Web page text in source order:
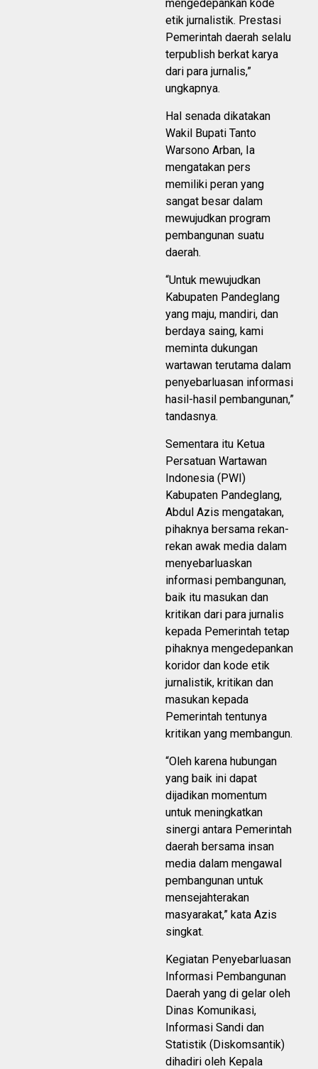
mengedepankan kode
etik jurnalistik. Prestasi
Pemerintah daerah selalu
terpublish berkat karya
dari para jurnalis,”
ungkapnya.
Hal senada dikatakan
Wakil Bupati Tanto
Warsono Arban, Ia
mengatakan pers
memiliki peran yang
sangat besar dalam
mewujudkan program
pembangunan suatu
daerah.
“Untuk mewujudkan
Kabupaten Pandeglang
yang maju, mandiri, dan
berdaya saing, kami
meminta dukungan
wartawan terutama dalam
penyebarluasan informasi
hasil-hasil pembangunan,”
tandasnya.
Sementara itu Ketua
Persatuan Wartawan
Indonesia (PWI)
Kabupaten Pandeglang,
Abdul Azis mengatakan,
pihaknya bersama rekan-
rekan awak media dalam
menyebarluaskan
informasi pembangunan,
baik itu masukan dan
kritikan dari para jurnalis
kepada Pemerintah tetap
pihaknya mengedepankan
koridor dan kode etik
jurnalistik, kritikan dan
masukan kepada
Pemerintah tentunya
kritikan yang membangun.
“Oleh karena hubungan
yang baik ini dapat
dijadikan momentum
untuk meningkatkan
sinergi antara Pemerintah
daerah bersama insan
media dalam mengawal
pembangunan untuk
mensejahterakan
masyarakat,” kata Azis
singkat.
Kegiatan Penyebarluasan
Informasi Pembangunan
Daerah yang di gelar oleh
Dinas Komunikasi,
Informasi Sandi dan
Statistik (Diskomsantik)
dihadiri oleh Kepala